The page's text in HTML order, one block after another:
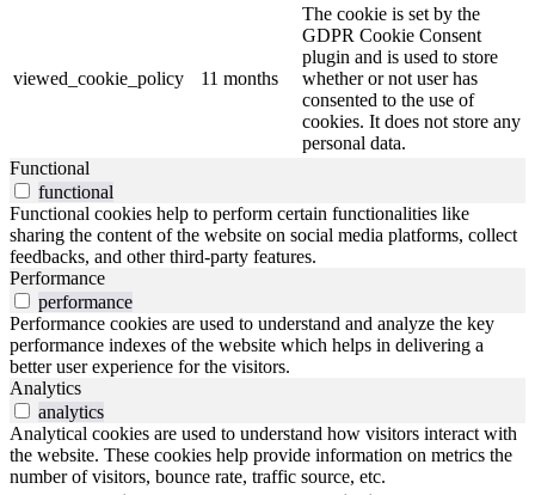
viewed_cookie_policy 11 months
The cookie is set by the
GDPR Cookie Consent
plugin and is used to store
whether or not user has
consented to the use of
cookies. It does not store any
personal data.
Functional
functional
Functional cookies help to perform certain functionalities like
sharing the content of the website on social media platforms, collect
feedbacks, and other third-party features.
Performance
performance
Performance cookies are used to understand and analyze the key
performance indexes of the website which helps in delivering a
better user experience for the visitors.
Analytics
analytics
Analytical cookies are used to understand how visitors interact with
the website. These cookies help provide information on metrics the
number of visitors, bounce rate, traffic source, etc.